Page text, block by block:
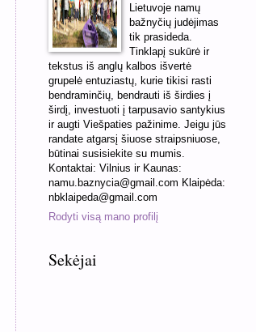
Lietuvoje namų
bažnyčių judėjimas
tik prasideda.
Tinklapį sukūrė ir
tekstus iš anglų kalbos išvertė
grupelė entuziastų, kurie tikisi rasti
bendraminčių, bendrauti iš širdies į
širdį, investuoti į tarpusavio santykius
ir augti Viešpaties pažinime. Jeigu jūs
randate atgarsį šiuose straipsniuose,
būtinai susisiekite su mumis.
Kontaktai: Vilnius ir Kaunas:
namu.baznycia@gmail.com Klaipėda:
nbklaipeda@gmail.com
Rodyti visą mano profilį
Sekėjai